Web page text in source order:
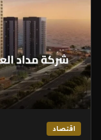
اقتصاد